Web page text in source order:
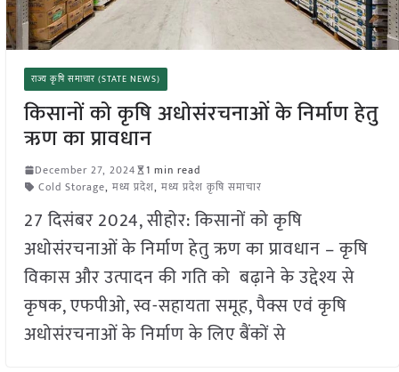
राज्य कृषि समाचार (STATE NEWS)
किसानों को कृषि अधोसंरचनाओं के निर्माण हेतु
ऋण का प्रावधान
December 27, 2024
1 min read
Cold Storage, मध्य प्रदेश, मध्य प्रदेश कृषि समाचार
27 दिसंबर 2024, सीहोर: किसानों को कृषि
अधोसंरचनाओं के निर्माण हेतु ऋण का प्रावधान – कृषि
विकास और उत्पादन की गति को बढ़ाने के उद्देश्य से
कृषक, एफपीओ, स्व-सहायता समूह, पैक्स एवं कृषि
अधोसंरचनाओं के निर्माण के लिए बैंकों से